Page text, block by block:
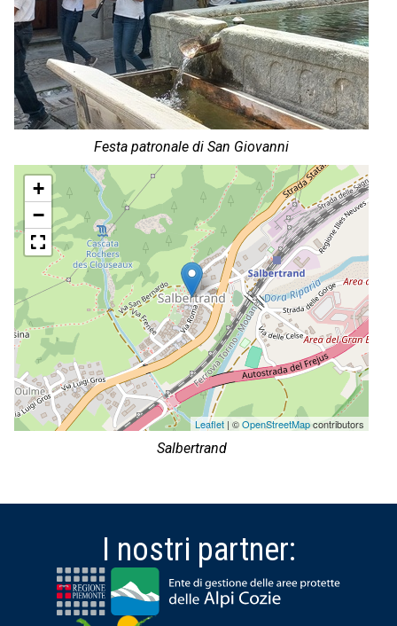
Festa patronale di San Giovanni
+
−
Leaflet | ©OpenStreetMapcontributors
Salbertrand
I nostri partner: